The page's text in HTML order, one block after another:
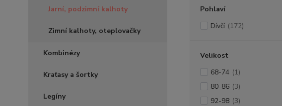
Jarní, podzimní kalhoty
Zimní kalhoty, oteplovačky
Kombinézy
Kraťasy a šortky
Legíny
Pohlaví
Dívčí (172)
Velikost
68-74 (1)
80-86 (3)
92-98 (3)